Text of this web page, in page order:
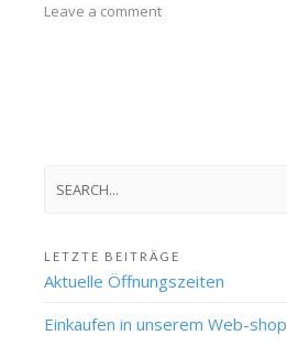
Leave a comment
LETZTE BEITRÄGE
Aktuelle Öffnungszeiten
Einkaufen in unserem Web-shop